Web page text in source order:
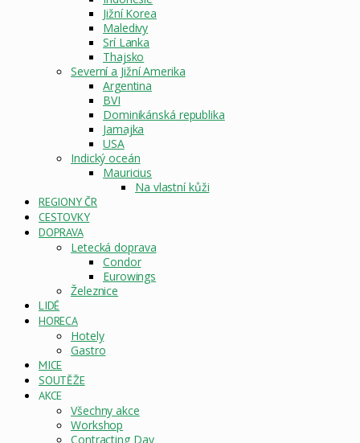
Jižní Korea
Maledivy
Srí Lanka
Thajsko
Severní a Jižní Amerika
Argentina
BVI
Dominikánská republika
Jamajka
USA
Indický oceán
Mauricius
Na vlastní kůži
REGIONY ČR
CESTOVKY
DOPRAVA
Letecká doprava
Condor
Eurowings
Železnice
LIDÉ
HORECA
Hotely
Gastro
MICE
SOUTĚŽE
AKCE
Všechny akce
Workshop
Contracting Day